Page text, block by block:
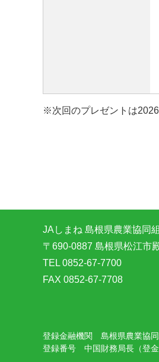
※次回のプレゼントは
JAしまね 島根県農業協同
〒690-0887 島根県松江市
TEL 0852-67-7700
FAX 0852-67-7708
登録金融機関 島根県農業協
登録番号 中国財務局長（登